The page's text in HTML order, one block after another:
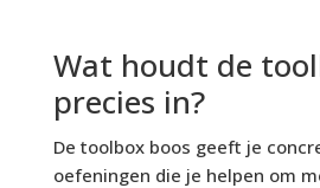
Wat houdt de
precies in?
De toolbox boos geeft je
oefeningen die je helpen om